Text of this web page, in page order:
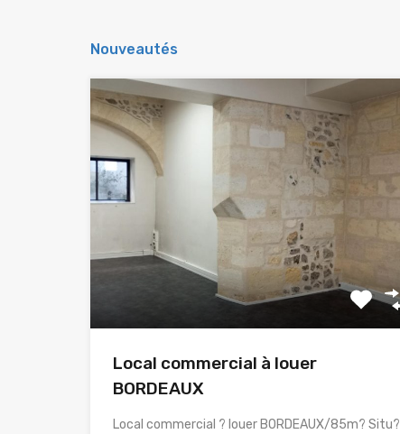
Nouveautés
Local commercial à louer
BORDEAUX
Local commercial ? louer BORDEAUX/85m? Situ?